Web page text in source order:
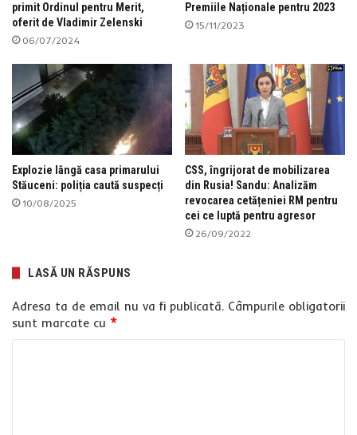
primit Ordinul pentru Merit,
oferit de Vladimir Zelenski
06/07/2024
Premiile Naționale pentru 2023
15/11/2023
Explozie lângă casa primarului
Stăuceni: poliția caută suspecți
10/08/2025
CSS, îngrijorat de mobilizarea
din Rusia! Sandu: Analizăm
revocarea cetățeniei RM pentru
cei ce luptă pentru agresor
26/09/2022
LASĂ UN RĂSPUNS
Adresa ta de email nu va fi publicată. Câmpurile obligatorii
sunt marcate cu *